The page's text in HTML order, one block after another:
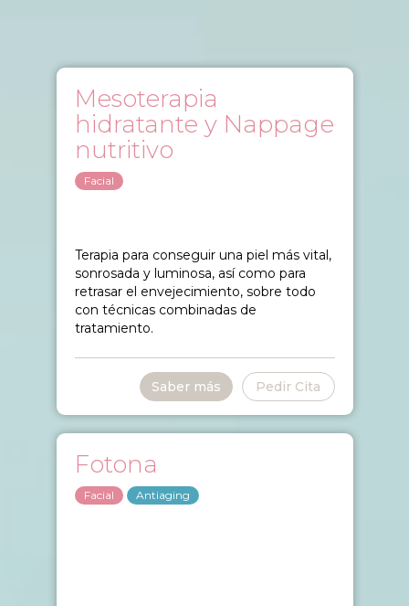
Mesoterapia
hidratante y Nappage
nutritivo
Facial
Terapia para conseguir una piel más vital,
sonrosada y luminosa, así como para
retrasar el envejecimiento, sobre todo
con técnicas combinadas de
tratamiento.
Pedir Cita
Saber más
Fotona
Facial Antiaging